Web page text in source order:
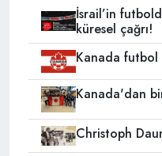
İsrail’in
küresel çağrı!
Kanada futbol
Kanada'dan
Christoph